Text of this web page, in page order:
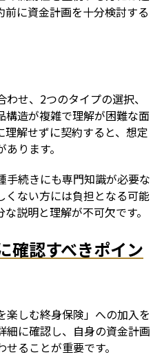
前に資金計画を十分検討する
せ、2つのタイプの選択、
構造が複雑で理解が困難な面
解せずに契約すると、想定
ります。
手続きにも専門知識が必要な
くない方には負担となる可能
説明と理解が不可欠です。
確認すべきポイン
楽しむ終身保険」への加入を
細に確認し、自身の資金計画
ることが重要です。